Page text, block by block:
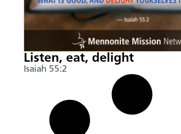
Listen, eat, delight
Isaiah 55:2